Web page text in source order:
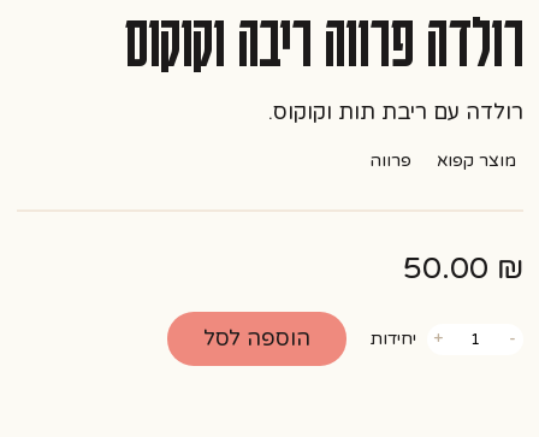
רולדה פרווה ריבה וקוקוס
רולדה עם ריבת תות וקוקוס.
מוצר קפוא פרווה
50.00 ₪
-של
+ יחידות הוספה לסל